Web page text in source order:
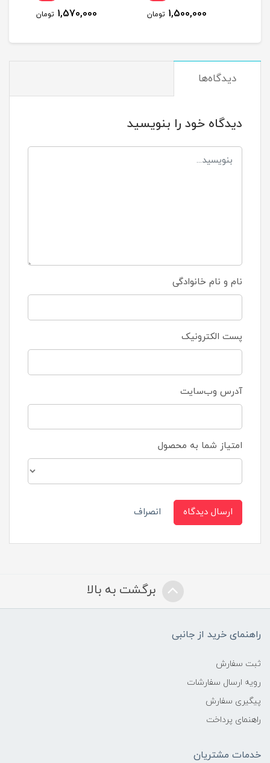
1,500,000 تومان 1,570,000 تومان
دیدگاه‌ها
دیدگاه خود را بنویسید
نام و نام خانوادگی
پست الکترونیک
آدرس وب‌سایت
امتیاز شما به محصول
ارسال دیدگاه انصراف
برگشت به بالا
راهنمای خرید از جانبی
ثبت سفارش
رویه ارسال سفارشات
پیگیری سفارش
راهنمای پرداخت
خدمات مشتریان